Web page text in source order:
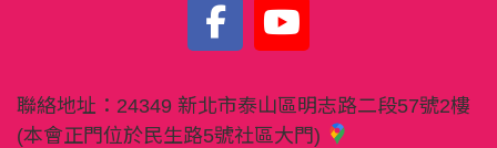
聯絡地址： 24349 新北市泰山區明志路二段57號2樓
(本會正門位於民生路5號社區大門)